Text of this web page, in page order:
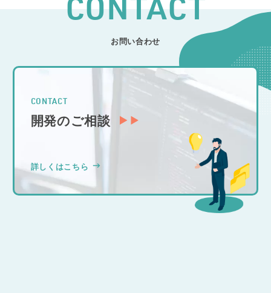
CONTACT
お問い合わせ
CONTACT
開発のご相談
詳しくはこちら